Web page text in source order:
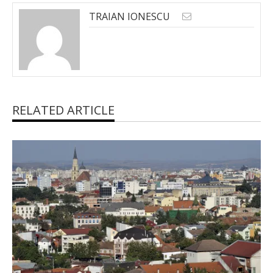
TRAIAN IONESCU
RELATED ARTICLE